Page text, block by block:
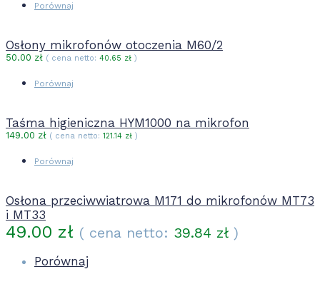
Porównaj
Osłony mikrofonów otoczenia M60/2
50.00 zł ( cena netto: 40.65 zł )
Porównaj
Taśma higieniczna HYM1000 na mikrofon
149.00 zł ( cena netto: 121.14 zł )
Porównaj
Osłona przeciwwiatrowa M171 do mikrofonów MT73
i MT33
49.00 zł ( cena netto: 39.84 zł )
Porównaj